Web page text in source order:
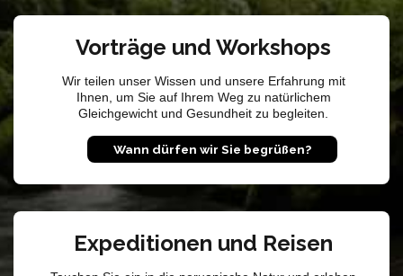
Vorträge und Workshops
Wir teilen unser Wissen und unsere Erfahrung mit
Ihnen, um Sie auf Ihrem Weg zu natürlichem
Gleichgewicht und Gesundheit zu begleiten.
Wann dürfen wir Sie begrüßen?
Expeditionen und Reisen